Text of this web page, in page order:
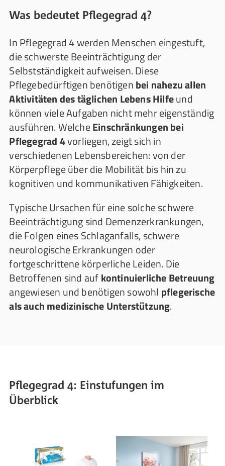
Was bedeutet Pflegegrad 4?
In Pflegegrad 4 werden Menschen eingestuft,
die schwerste Beeinträchtigung der
Selbstständigkeit aufweisen. Diese
Pflegebedürftigen benötigenbei nahezu allen
Aktivitäten des täglichen Lebens Hilfeund
können viele Aufgaben nicht mehr eigenständig
ausführen. WelcheEinschränkungen bei
Pflegegrad 4vorliegen, zeigt sich in
verschiedenen Lebensbereichen: von der
Körperpflege über die Mobilität bis hin zu
kognitiven und kommunikativen Fähigkeiten.
Typische Ursachen für eine solche schwere
Beeinträchtigung sind Demenzerkrankungen,
die Folgen eines Schlaganfalls, schwere
neurologische Erkrankungen oder
fortgeschrittene körperliche Leiden. Die
Betroffenen sind aufkontinuierliche Betreuung
angewiesen und benötigen sowohl pflegerische
als auch medizinische Unterstützung.
Pflegegrad 4: Einstufungen im
Überblick